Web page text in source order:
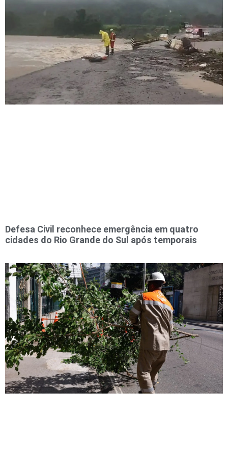
Defesa Civil reconhece emergência em quatro
cidades do Rio Grande do Sul após temporais